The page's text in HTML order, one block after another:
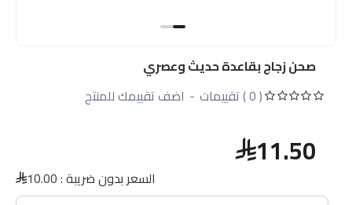
صحن زجاج بقاعدة حديث وعصري
( 0 ) تقييمات
- اضف تقييمك للمنتج
11.50
السعر بدون ضريبة :10.00